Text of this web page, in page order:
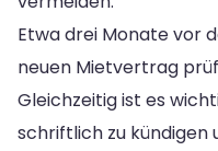
Etwa drei Monate vor
neuen Mietvertrag
Gleichzeitig ist es
schriftlich zu kündigen